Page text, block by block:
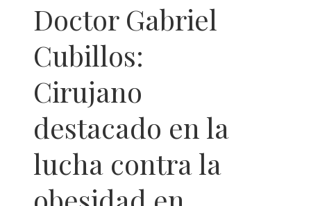
Doctor Gabriel
Cubillos:
Cirujano
destacado en la
lucha contra la